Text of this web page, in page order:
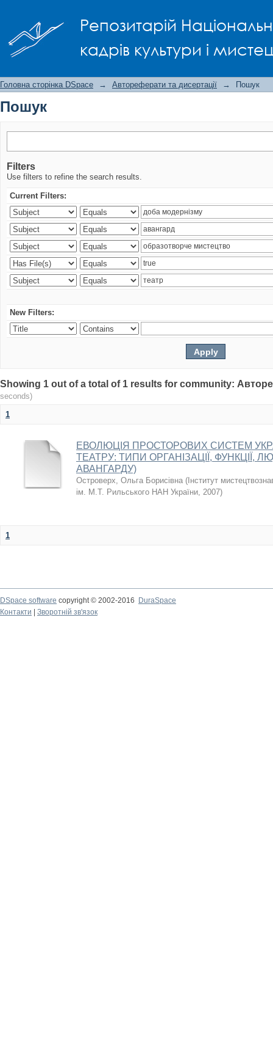
Репозитарій
кадрів культури і
Головна сторінка DSpace → Автореферати та дисертації → Пошук
Пошук
Filters
Use filters to refine the search results.
Current Filters:
New Filters:
Showing 1 out of a total of 1 results for community:
seconds)
1
ЕВОЛЮЦІЯ ПРОСТОРОВИХ СИСТЕМ
ТЕАТРУ: ТИПИ ОРГАНІЗАЦІЇ, ФУНКЦІЇ,
АВАНГАРДУ)
Островерх, Ольга Борисівна ( Інститут
ім. М.Т. Рильського НАН України, 2007)
1
DSpace software copyright © 2002-2016
DuraSpace
Контакти
Зворотній зв'язок